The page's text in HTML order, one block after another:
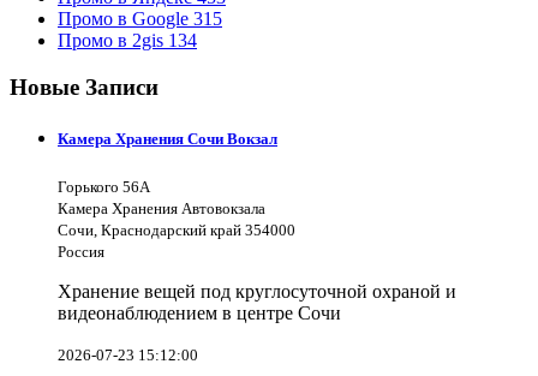
Промо в Google 315
Промо в 2gis 134
Новые Записи
Камера Хранения Сочи Вокзал
Горького 56А
Камера Хранения Автовокзала
Сочи, Краснодарский край 354000
Россия
Хранение вещей под круглосуточной охраной и
видеонаблюдением в центре Сочи
2026-07-23 15:12:00